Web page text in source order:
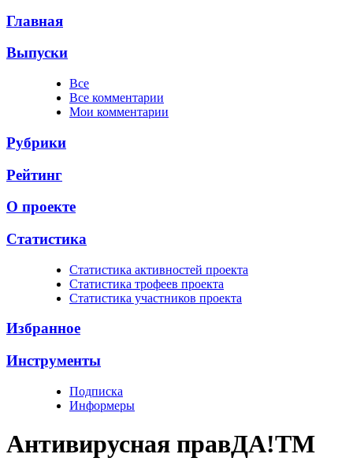
Главная
Выпуски
Все
Все комментарии
Мои комментарии
Рубрики
Рейтинг
О проекте
Статистика
Cтатистика активностей проекта
Cтатистика трофеев проекта
Cтатистика участников проекта
Избранное
Инструменты
Подписка
Информеры
Антивирусная правДА!TM